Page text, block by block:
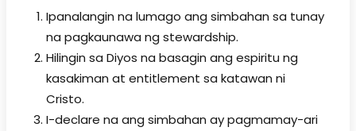
Ipanalangin na lumago ang simbahan sa tunay
na pagkaunawa ng stewardship.
Hilingin sa Diyos na basagin ang espiritu ng
kasakiman at entitlement sa katawan ni
Cristo.
I-declare na ang simbahan ay pagmamay-ari